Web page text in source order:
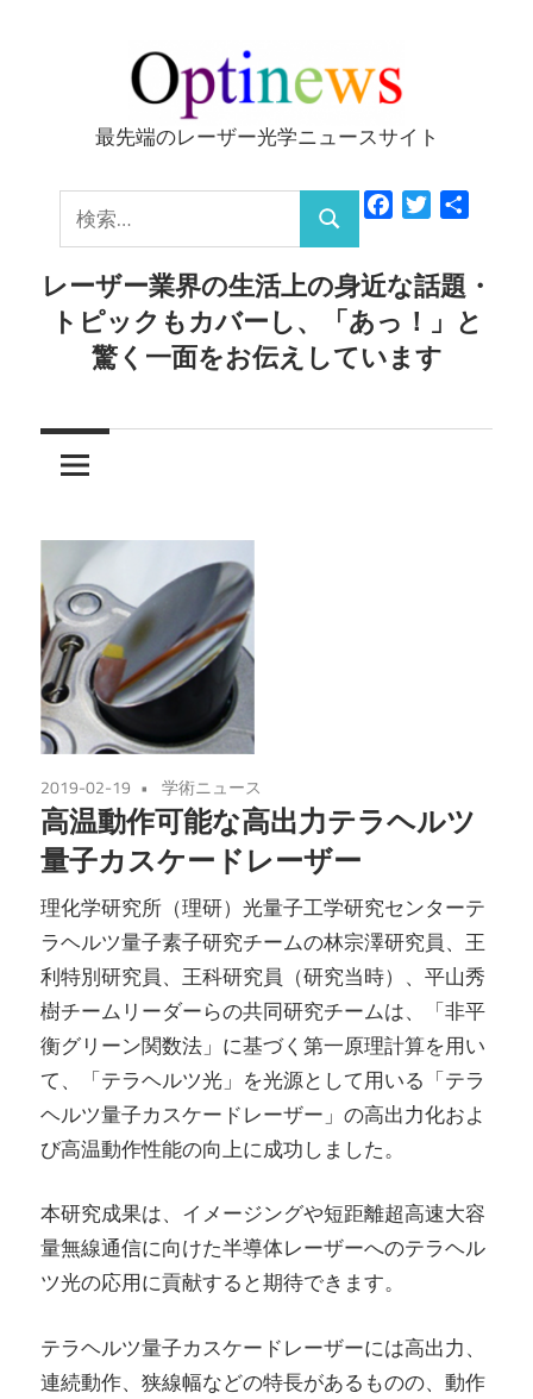
ッ
Optinews
最先端のレーザー光学ニュースサイト
索:
検
索
FacebookTwitter
レーザー業界の生活上の身近な話題・
トピックもカバーし、「あっ！」と
驚く一面をお伝えしています
2019-02-19 学術ニュース
高温動作可能な高出力テラヘルツ
量子カスケードレーザー
理化学研究所（理研）光量子工学研究センターテ
ラヘルツ量子素子研究チームの林宗澤研究員、王
利特別研究員、王科研究員（研究当時）、平山秀
樹チームリーダーらの共同研究チームは、「非平
衡グリーン関数法」に基づく第一原理計算を用い
て、「テラヘルツ光」を光源として用いる「テラ
ヘルツ量子カスケードレーザー」の高出力化およ
び高温動作性能の向上に成功しました。
本研究成果は、イメージングや短距離超高速大容
量無線通信に向けた半導体レーザーへのテラヘル
ツ光の応用に貢献すると期待できます。
テラヘルツ量子カスケードレーザーには高出力、
連続動作、狭線幅などの特長があるものの、動作